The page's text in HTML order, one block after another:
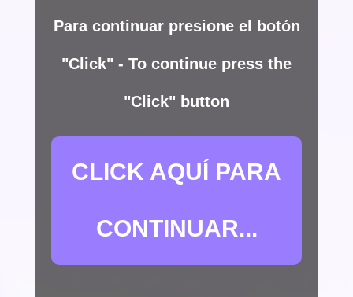
Para continuar presione el botón
"Click" - To continue press the
"Click" button
CLICK AQUÍ PARA
CONTINUAR...